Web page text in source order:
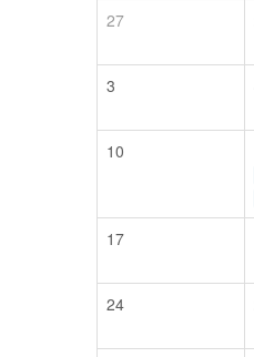
27
3
10
17
24